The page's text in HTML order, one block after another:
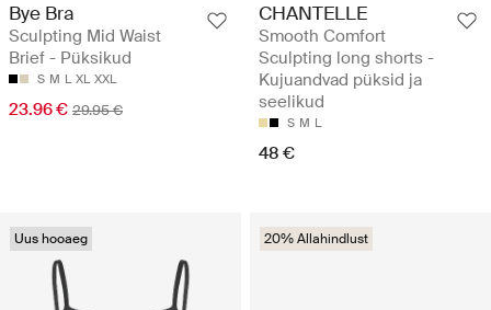
Bye Bra
Sculpting Mid Waist
Brief - Püksikud
S M L XL XXL
23.96 € 29.95 €
CHANTELLE
Smooth Comfort
Sculpting long shorts -
Kujuandvad püksid ja
seelikud
S M L
48 €
Uus hooaeg 20% Allahindlust